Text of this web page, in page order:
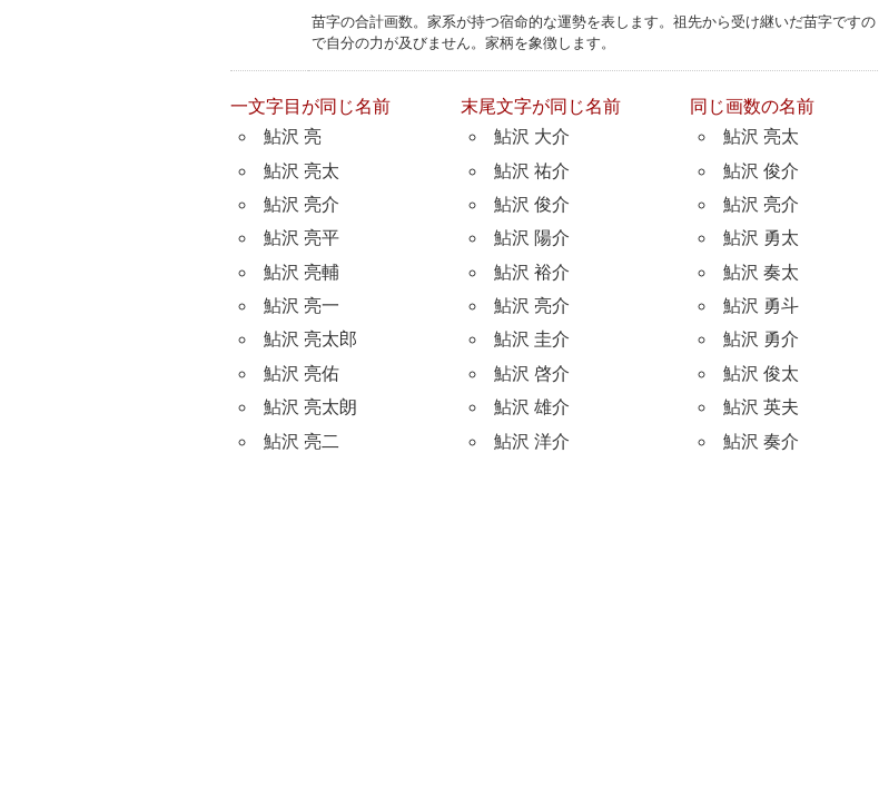
苗字の合計画数。家系が持つ宿命的な運勢を表します。祖先から受け継いだ苗字ですの
で自分の力が及びません。家柄を象徴します。
一文字目が同じ名前
鮎沢 亮
鮎沢 亮太
鮎沢 亮介
鮎沢 亮平
鮎沢 亮輔
鮎沢 亮一
鮎沢 亮太郎
鮎沢 亮佑
鮎沢 亮太朗
鮎沢 亮二
末尾文字が同じ名前
鮎沢 大介
鮎沢 祐介
鮎沢 俊介
鮎沢 陽介
鮎沢 裕介
鮎沢 亮介
鮎沢 圭介
鮎沢 啓介
鮎沢 雄介
鮎沢 洋介
同じ画数の名前
鮎沢 亮太
鮎沢 俊介
鮎沢 亮介
鮎沢 勇太
鮎沢 奏太
鮎沢 勇斗
鮎沢 勇介
鮎沢 俊太
鮎沢 英夫
鮎沢 奏介